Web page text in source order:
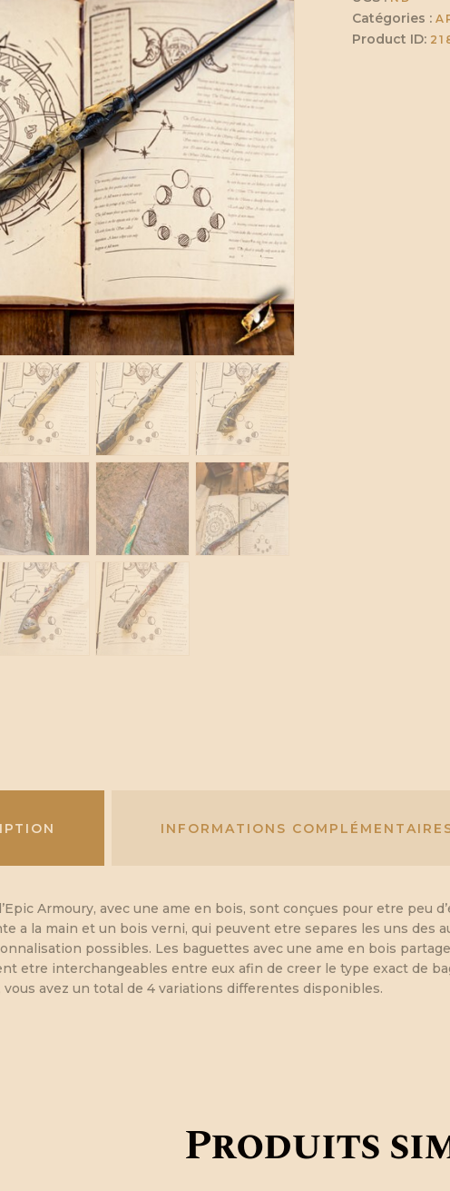
Catégories :
Product ID:
INFORMATIONS
Armoury, avec une ame en bois, sont conçues pour etre
a la main et un bois verni, qui peuvent etre separes les uns des
possibles. Les baguettes avec une ame en bois
etre interchangeables entre eux afin de creer le type exact de
vous avez un total de 4 variations differentes disponibles.
Produits